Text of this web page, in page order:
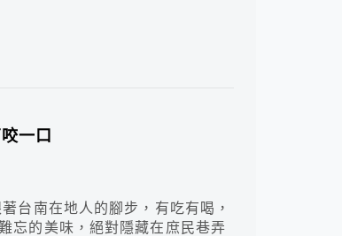
一口
台南在地人的腳步，有吃有喝，
忘的美味，絕對隱藏在庶民巷弄